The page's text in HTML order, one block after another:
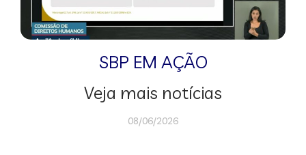
SBP EM AÇÃO
Veja mais notícias
08/06/2026